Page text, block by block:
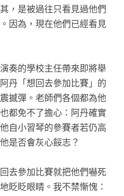
，是被過往只看見過他們
因為，現在他們已經看見
奏的學校主任帶來即將舉
丹「想回去參加比賽」的
撼彈。老師們各個都為他
都免不了擔心：阿丹確實
自小習琴的參賽者若仍高
是否會灰心餒志？
去參加比賽就把他們嚇死
眨眨眼睛。我不禁慚愧：